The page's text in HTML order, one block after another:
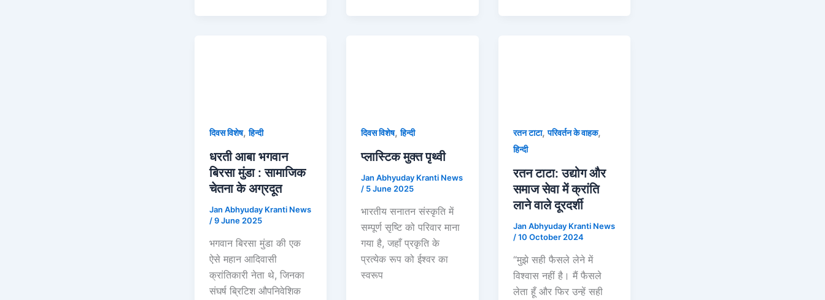
दिवस विशेष,हिन्दी
धरती आबा भगवान
बिरसा मुंडा : सामाजिक
चेतना के अग्रदूत
Jan Abhyuday Kranti News
/9 June 2025
भगवान बिरसा मुंडा की एक
ऐसे महान आदिवासी
क्रांतिकारी नेता थे, जिनका
संघर्ष ब्रिटिश औपनिवेशिक
दिवस विशेष,हिन्दी
प्लास्टिक मुक्त पृथ्वी
Jan Abhyuday Kranti News
/ 5 June 2025
भारतीय सनातन संस्कृति में
सम्पूर्ण सृष्टि को परिवार माना
गया है, जहाँ प्रकृति के
प्रत्येक रूप को ईश्वर का
स्वरूप
रतन टाटा,परिवर्तन के वाहक,
हिन्दी
रतन टाटा: उद्योग और
समाज सेवा में क्रांति
लाने वाले दूरदर्शी
Jan Abhyuday Kranti News
/10 October 2024
“मुझे सही फैसले लेने में
विश्वास नहीं है। मैं फैसले
लेता हूँ और फिर उन्हें सही